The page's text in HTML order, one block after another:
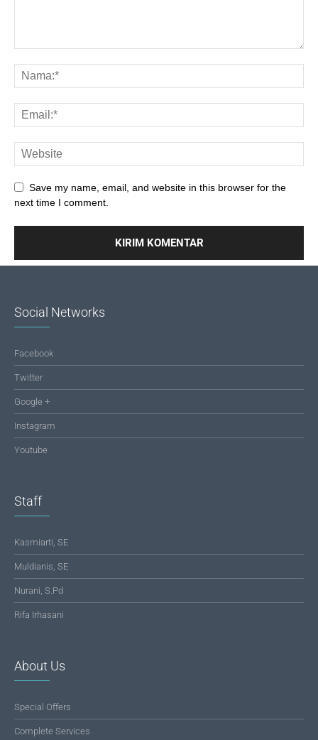
Save my name, email, and website in this browser for the
next time I comment.
Social Networks
Facebook
Twitter
Google +
Instagram
Youtube
Staff
Kasmiarti, SE
Muldianis, SE
Nurani, S.Pd
Rifa Irhasani
About Us
Special Offers
Complete Services